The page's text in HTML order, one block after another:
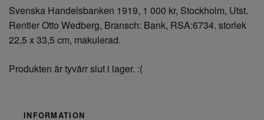
Svenska Handelsbanken 1919, 1 000 kr, Stockholm, Utst.
Rentier Otto Wedberg, Bransch: Bank, RSA:6734. storlek
22,5 x 33,5 cm, makulerad.
Produkten är tyvärr slut i lager. :(
INFORMATION